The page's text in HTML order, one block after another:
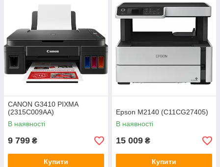
CANON G3410 PIXMA
(2315C009AA)
В наявності
9 799 ₴
Купити
Epson M2140 (C11CG27405)
В наявності
15 009 ₴
Купити